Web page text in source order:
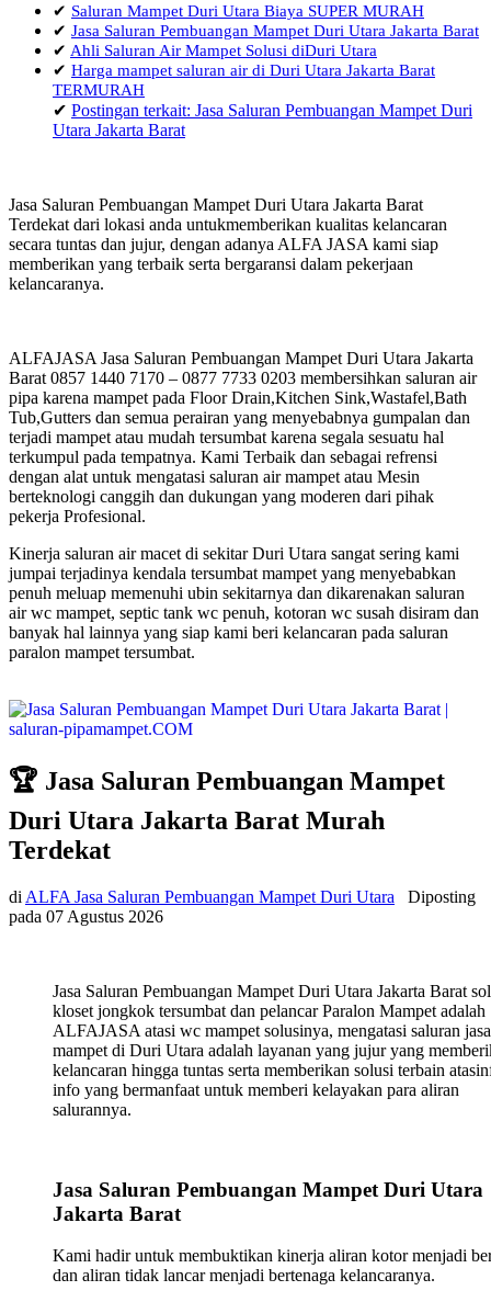
✔ Saluran Mampet Duri Utara Biaya SUPER MURAH
✔ Jasa Saluran Pembuangan Mampet Duri Utara Jakarta Barat
✔ Ahli Saluran Air Mampet Solusi diDuri Utara
✔ Harga mampet saluran air di Duri Utara Jakarta Barat
TERMURAH
✔ Postingan terkait: Jasa Saluran Pembuangan Mampet Duri
Utara Jakarta Barat
Jasa Saluran Pembuangan Mampet Duri Utara Jakarta Barat
Terdekat dari lokasi anda untukmemberikan kualitas kelancaran
secara tuntas dan jujur, dengan adanya ALFA JASA kami siap
memberikan yang terbaik serta bergaransi dalam pekerjaan
kelancaranya.
ALFAJASA Jasa Saluran Pembuangan Mampet Duri Utara Jakarta
Barat 0857 1440 7170 – 0877 7733 0203 membersihkan saluran air
pipa karena mampet pada Floor Drain,Kitchen Sink,Wastafel,Bath
Tub,Gutters dan semua perairan yang menyebabnya gumpalan dan
terjadi mampet atau mudah tersumbat karena segala sesuatu hal
terkumpul pada tempatnya. Kami Terbaik dan sebagai refrensi
dengan alat untuk mengatasi saluran air mampet atau Mesin
berteknologi canggih dan dukungan yang moderen dari pihak
pekerja Profesional.
Kinerja saluran air macet di sekitar Duri Utara sangat sering kami
jumpai terjadinya kendala tersumbat mampet yang menyebabkan
penuh meluap memenuhi ubin sekitarnya dan dikarenakan saluran
air wc mampet, septic tank wc penuh, kotoran wc susah disiram dan
banyak hal lainnya yang siap kami beri kelancaran pada saluran
paralon mampet tersumbat.
🏆 Jasa Saluran Pembuangan Mampet
Duri Utara Jakarta Barat Murah
Terdekat
di ALFA Jasa Saluran Pembuangan Mampet Duri Utara
Diposting
pada 07 Agustus 2026
Jasa Saluran Pembuangan Mampet Duri Utara Jakarta Barat
kloset jongkok tersumbat dan pelancar Paralon Mampet adalah
ALFAJASA atasi wc mampet solusinya, mengatasi saluran jasa
mampet di Duri Utara adalah layanan yang jujur yang
kelancaran hingga tuntas serta memberikan solusi terbain
info yang bermanfaat untuk memberi kelayakan para aliran
salurannya.
Jasa Saluran Pembuangan Mampet Duri Utara
Jakarta Barat
Kami hadir untuk membuktikan kinerja aliran kotor menjadi
dan aliran tidak lancar menjadi bertenaga kelancaranya.